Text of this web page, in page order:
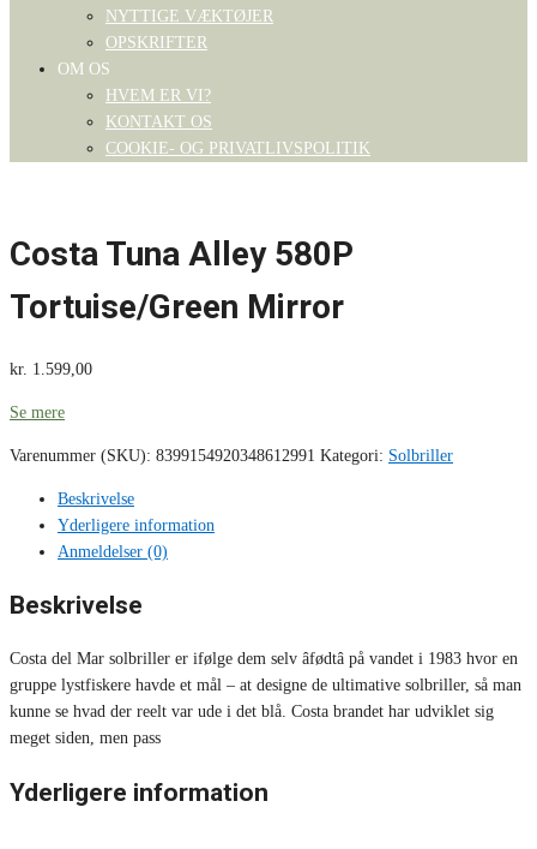
NYTTIGE VÆKTØJER
OPSKRIFTER
OM OS
HVEM ER VI?
KONTAKT OS
COOKIE- OG PRIVATLIVSPOLITIK
Costa Tuna Alley 580P
Tortuise/Green Mirror
kr. 1.599,00
Se mere
Varenummer (SKU): 8399154920348612991 Kategori: Solbriller
Beskrivelse
Yderligere information
Anmeldelser (0)
Beskrivelse
Costa del Mar solbriller er ifølge dem selv âfødtâ på vandet i 1983 hvor en
gruppe lystfiskere havde et mål – at designe de ultimative solbriller, så man
kunne se hvad der reelt var ude i det blå. Costa brandet har udviklet sig
meget siden, men pass
Yderligere information